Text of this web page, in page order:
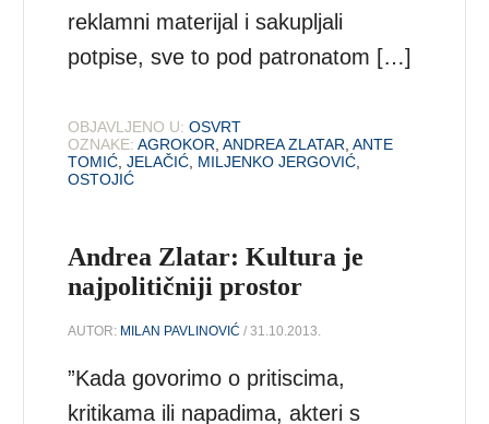
reklamni materijal i sakupljali
potpise, sve to pod patronatom […]
OBJAVLJENO U: OSVRT
OZNAKE: AGROKOR ,ANDREA ZLATAR ,ANTE
TOMIĆ ,JELAČIĆ MILJENKO JERGOVIĆ
OSTOJIĆ
Andrea Zlatar: Kultura je
najpolitičniji prostor
AUTOR: MILAN PAVLINOVIĆ / 31.10.2013.
”Kada govorimo o pritiscima,
kritikama ili napadima, akteri s